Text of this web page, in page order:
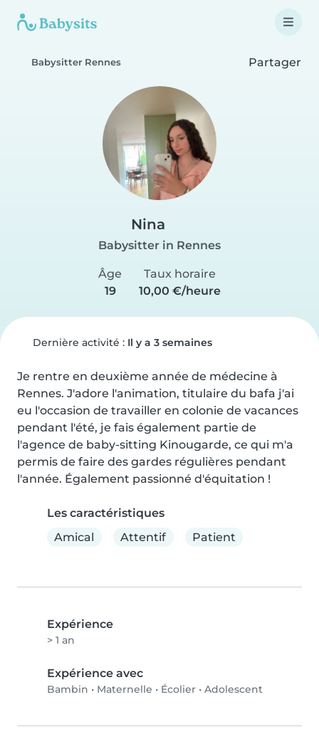
Babysitter Rennes Partager
Nina
Babysitter in Rennes
Âge
19
Taux horaire
10,00 €/heure
Dernière activité : Il y a 3 semaines
Je rentre en deuxième année de médecine à
Rennes. J'adore l'animation, titulaire du bafa j'ai
eu l'occasion de travailler en colonie de vacances
pendant l'été, je fais également partie de
l'agence de baby-sitting Kinougarde, ce qui m'a
permis de faire des gardes régulières pendant
l'année. Également passionné d'équitation !
Les caractéristiques
Amical
Attentif Patient
Expérience
> 1 an
Expérience avec
Bambin • Maternelle • Écolier • Adolescent